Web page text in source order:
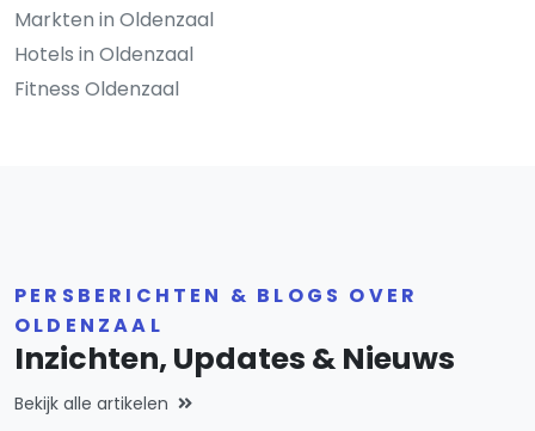
Markten in Oldenzaal
Hotels in Oldenzaal
Fitness Oldenzaal
PERSBERICHTEN & BLOGS OVER
OLDENZAAL
Inzichten, Updates & Nieuws
Bekijk alle artikelen